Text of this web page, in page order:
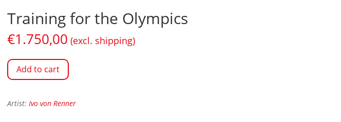
Training for the Olympics
€1.750,00 (excl. shipping)
Add to cart
Artist: Ivo von Renner